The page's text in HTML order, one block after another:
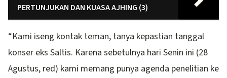
PERTUNJUKAN DAN KUASA AJHING (3)
“Kami iseng kontak teman, tanya kepastian tanggal
konser eks Saltis. Karena sebetulnya hari Senin ini (28
Agustus, red) kami memang punya agenda penelitian ke